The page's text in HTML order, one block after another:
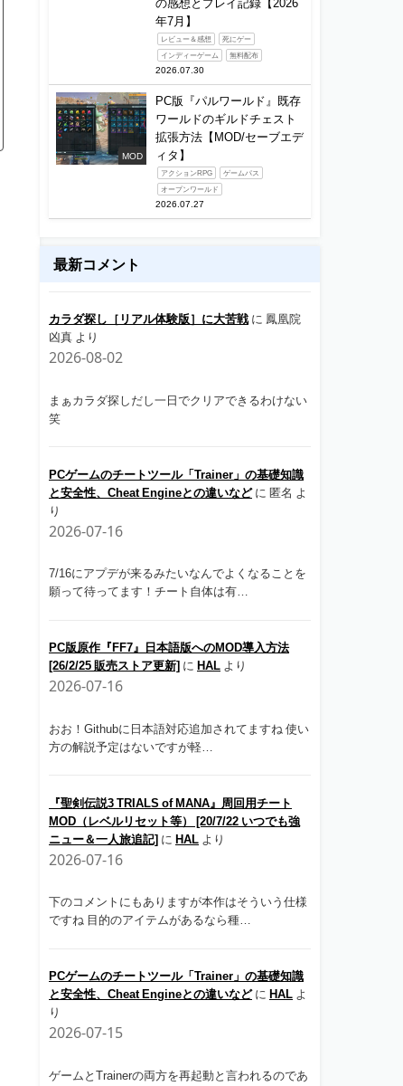
の感想とプレイ記録【2026
年7月】
レビュー＆感想 死にゲー
インディーゲーム 無料配布
2026.07.30
MOD
PC版『パルワールド』既存
ワールドのギルドチェスト
拡張方法【MOD/セーブエデ
ィタ】
アクションRPG ゲームパス
オープンワールド
2026.07.27
最新コメント
カラダ探し［リアル体験版］に大苦戦 に
鳳凰院
凶真 より
2026-08-02
まぁカラダ探しだし一日でクリアできるわけない
笑
PCゲームのチートツール「Trainer」の基礎知識
と安全性、Cheat Engineとの違いなどに 匿名 よ
り
2026-07-16
7/16にアプデが来るみたいなんでよくなることを
願って待ってます！チート自体は有…
PC版原作『FF7』日本語版へのMOD導入方法
[26/2/25 販売ストア更新] に HAL より
2026-07-16
おお！Githubに日本語対応追加されてますね 使い
方の解説予定はないですが軽…
『聖剣伝説3 TRIALS of MANA』周回用チート
MOD（レベルリセット等） [20/7/22 いつでも強
ニュー＆一人旅追記] に HAL より
2026-07-16
下のコメントにもありますが本作はそういう仕様
ですね 目的のアイテムがあるなら種…
PCゲームのチートツール「Trainer」の基礎知識
と安全性、Cheat Engineとの違いなどに HAL よ
り
2026-07-15
ゲームとTrainerの両方を再起動と言われるのであ